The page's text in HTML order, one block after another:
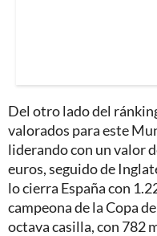
Del otro lado del
valorados para este
liderando con un valor
euros, seguido de
lo cierra España con
campeona de la Copa
octava casilla, con 782